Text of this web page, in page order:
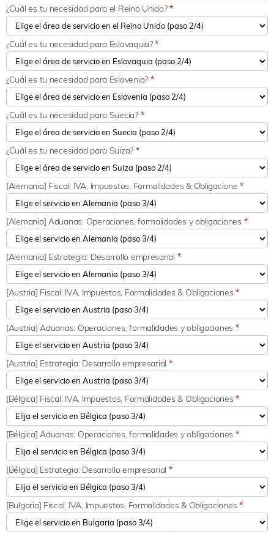
¿Cuál es tu necesidad para el Reino Unido?*
¿Cuál es tu necesidad para Eslovaquia?*
¿Cuál es tu necesidad para Eslovenia? *
¿Cuál es tu necesidad para Suecia? *
¿Cuál es tu necesidad para Suiza? *
[Alemania] Fiscal: IVA, Impuestos, Formalidades & Obligacione*
[Alemania] Aduanas: Operaciones, formalidades y obligaciones *
[Alemania] Estrategia: Desarrollo empresarial *
[Austria] Fiscal: IVA, Impuestos, Formalidades & Obligaciones*
[Austria] Aduanas: Operaciones, formalidades y obligaciones *
[Austria] Estrategia: Desarrollo empresarial *
[Bélgica] Fiscal: IVA, Impuestos, Formalidades & Obligaciones*
[Bélgica] Aduanas: Operaciones, formalidades y obligaciones *
[Bélgica] Estrategia: Desarrollo empresarial *
[Bulgaria] Fiscal: IVA, Impuestos, Formalidades & Obligaciones *